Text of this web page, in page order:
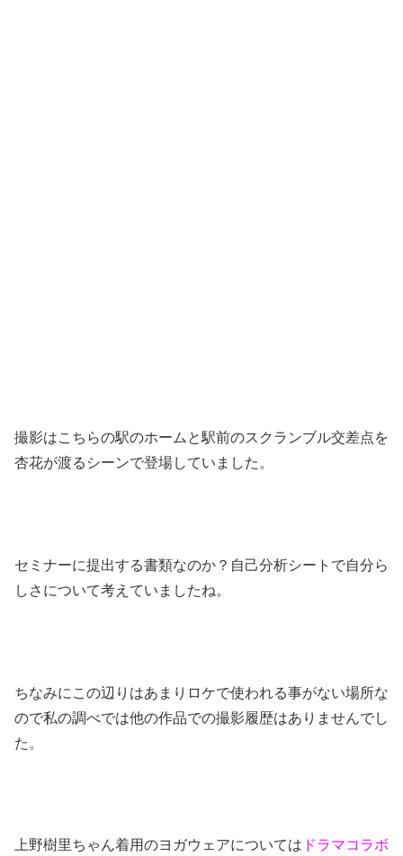
撮影はこちらの駅のホームと駅前のスクランブル交差点を
杏花が渡るシーンで登場していました。
セミナーに提出する書類なのか？自己分析シートで自分ら
しさについて考えていましたね。
ちなみにこの辺りはあまりロケで使われる事がない場所な
ので私の調べでは他の作品での撮影履歴はありませんでし
た。
上野樹里ちゃん着用のヨガウェアについては ドラマコラボ